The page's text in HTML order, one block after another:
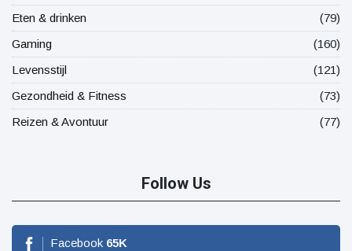
Eten & drinken
(79)
Gaming
(160)
Levensstijl
(121)
Gezondheid & Fitness
(73)
Reizen & Avontuur
(77)
Follow Us
Facebook 65K